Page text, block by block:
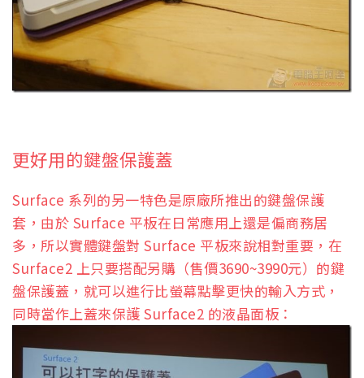
更好用的鍵盤保護蓋
Surface 系列的另一特色是原廠所推出的鍵盤保護
套，由於 Surface 平板在日常應用上還是偏商務居
多，所以實體鍵盤對 Surface 平板來說相對重要，在
Surface2 上只要搭配另購（售價3690~3990元）的鍵
盤保護蓋，就可以進行比螢幕點擊更快的輸入方式，
同時當作上蓋來保護 Surface2 的液晶面板：